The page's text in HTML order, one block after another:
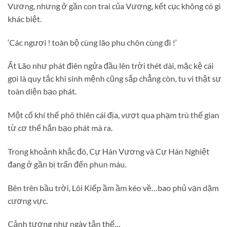
Vương, nhưng ở gần con trai của Vương, kết cục không có gì
khác biệt.
‘Các ngươi ! toàn bộ cùng lão phu chôn cùng đi !’
Ất Lão như phát điên ngửa đầu lên trời thét dài, mặc kệ cái
gọi là quy tắc khi sinh mệnh cũng sắp chẳng còn, tu vi thật sự
toàn diện bạo phát.
Một cổ khí thế phô thiên cái địa, vượt qua phạm trù thế gian
từ cơ thể hắn bạo phát mà ra.
Trong khoảnh khắc đó, Cự Hán Vương và Cự Hán Nghiệt
đang ở gần bị trấn đến phun máu.
Bên trên bầu trời, Lôi Kiếp ầm ầm kéo về…bao phủ vạn dặm
cương vực.
Cảnh tượng như ngày tận thế…